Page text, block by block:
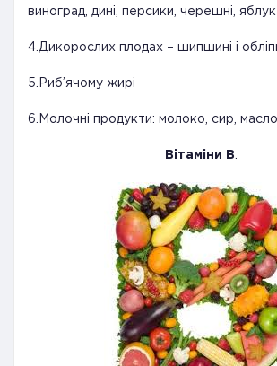
виноград, дині, персики, черешні,
4.Дикорослих плодах – шипшині і
5.Риб’ячому жирі
6.Молочні продукти: молоко, сир,
Вітаміни В